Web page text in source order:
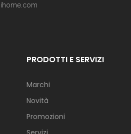
PRODOTTI E SERVIZI
Marchi
Novità
Promozioni